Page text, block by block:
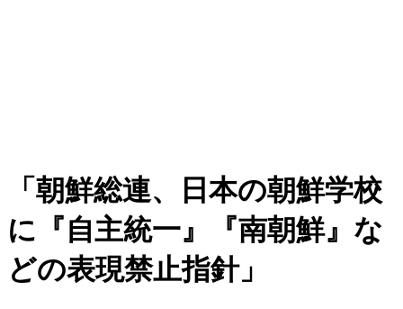
「朝鮮総連、日本の朝鮮学校
に『自主統一』『南朝鮮』な
どの表現禁止指針」